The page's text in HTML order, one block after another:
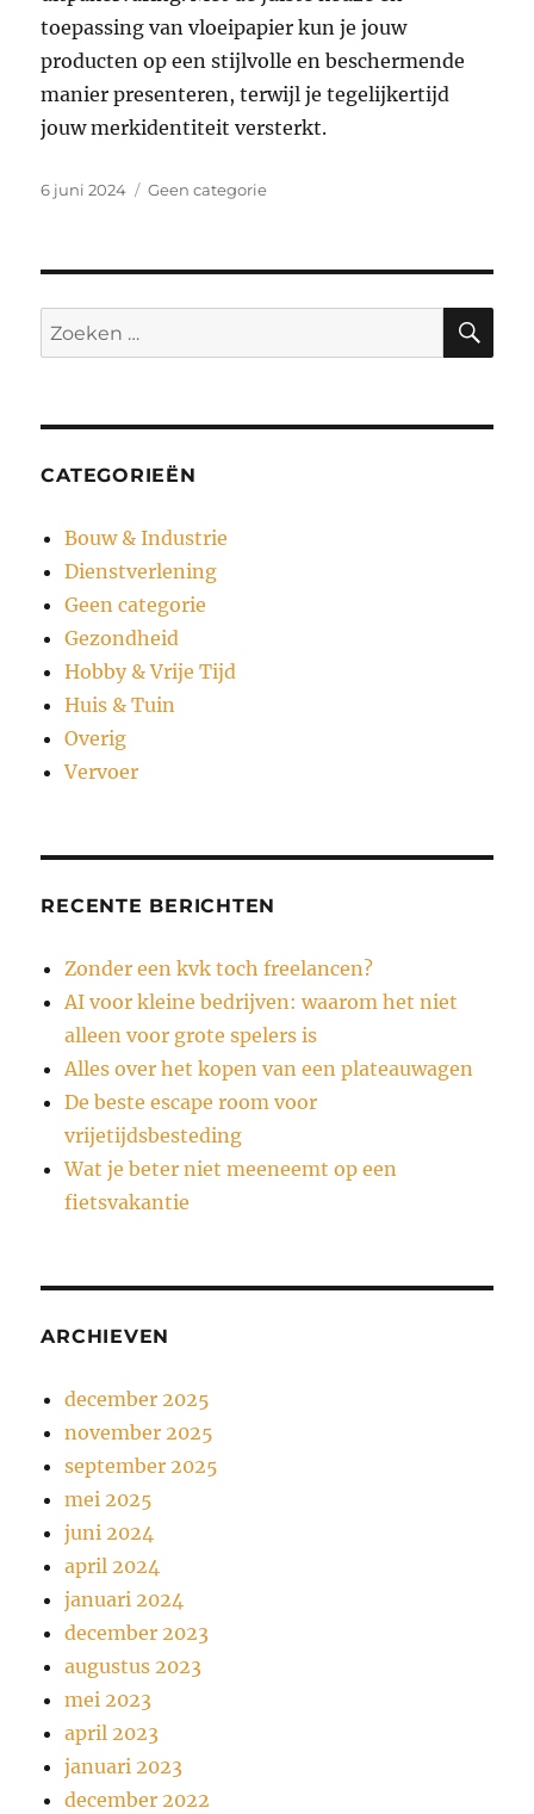
toepassing van vloeipapier kun je jouw
producten op een stijlvolle en beschermende
manier presenteren, terwijl je tegelijkertijd
jouw merkidentiteit versterkt.
Geplaatst
6 juni 2024 Categorieën
Geen categorie
Zoeken
naar:
CATEGORIEËN
Bouw & Industrie
Dienstverlening
Geen categorie
Gezondheid
Hobby & Vrije Tijd
Huis & Tuin
Overig
Vervoer
RECENTE BERICHTEN
Zonder een kvk toch freelancen?
AI voor kleine bedrijven: waarom het niet
alleen voor grote spelers is
Alles over het kopen van een plateauwagen
De beste escape room voor
vrijetijdsbesteding
Wat je beter niet meeneemt op een
fietsvakantie
ARCHIEVEN
december 2025
november 2025
september 2025
mei 2025
juni 2024
april 2024
januari 2024
december 2023
augustus 2023
mei 2023
april 2023
januari 2023
december 2022